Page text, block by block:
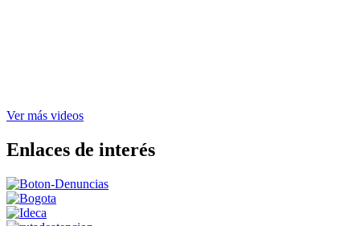
Ver más videos
Enlaces de interés